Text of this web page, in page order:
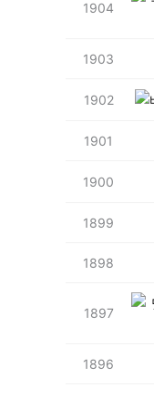
1904
1903
1902
1901
1900
1899
1898
1897
1896